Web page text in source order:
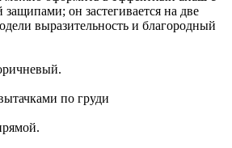
он застегивается на две
выразительность и благородный
по груди